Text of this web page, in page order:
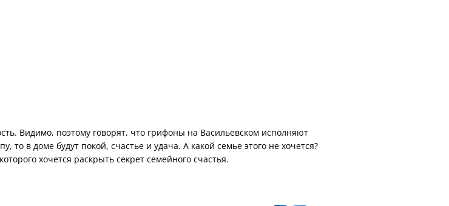
Видимо, поэтому говорят, что грифоны на Васильевском исполняют
то в доме будут покой, счастье и удача. А какой семье этого не хочется?
хочется раскрыть секрет семейного счастья.